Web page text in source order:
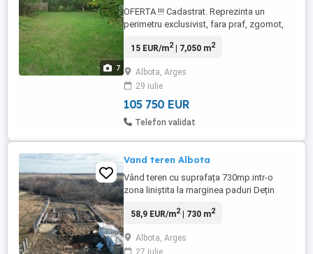
7
OFERTA !!! Cadastrat. Reprezinta un
perimetru exclusivist, fara praf, zgomot,
București atat ca vad comercial, industrial,
pamant si aer - vile rezidentiale si case de
vacanta de 1 sau 2 etaje pe cate 1000mp.
Pasaj ...
15 EUR/m2| 7,050 m2
Albota, Arges
29 iulie
105 750 EUR
Telefon validat
Vand teren Albota
Vând teren cu suprafața 730mp.intr-o
zona liniștita la marginea paduri Dețin
construcție. Curent, apa si împrejmuire
58,9 EUR/m2| 730 m2
Albota, Arges
27 iulie